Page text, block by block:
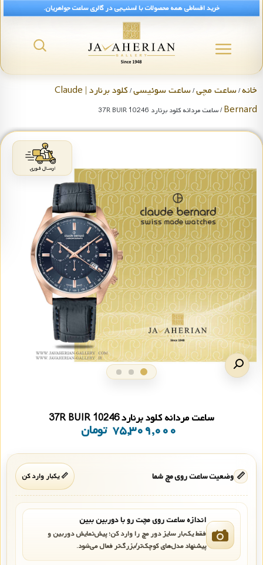
خرید اقساطی همه محصولات با اسنپ‌پی در گالری ساعت جواهریان.
خانه/ساعت مچی/ساعت سوئیسی/
کلود برنارد | Claude
Bernard/ ساعت مردانه کلود برنارد 10246 37R BUIR
ساعت مردانه کلود برنارد 10246 37R BUIR
۷۵,۳۰۹,۰۰۰ تومان
📏 وضعیت ساعت روی مچ شما 📏 یکبار وارد کن
اندازه ساعت روی مچت رو با دوربین ببین
فقط یک‌بار سایز دور مچ را وارد کن؛ پیش‌نمایش دوربین و
پیشنهاد مدل‌های کوچک‌تر/بزرگ‌تر فعال می‌شود.